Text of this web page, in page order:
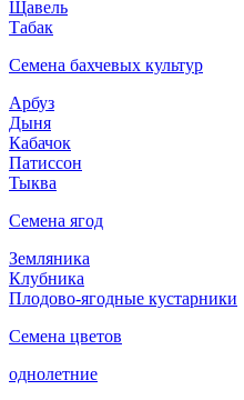
Щавель
Табак
Семена бахчевых культур
Арбуз
Дыня
Кабачок
Патиссон
Тыква
Семена ягод
Земляника
Клубника
Плодово-ягодные кустарники
Семена цветов
однолетние